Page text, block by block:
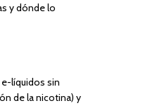
y dónde lo
e-líquidos sin
de la nicotina) y